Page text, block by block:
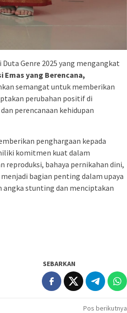
Genre 2025 yang mengangkat
Emas yang Berencana,
semangat untuk memberikan
perubahan positif di
perencanaan kehidupan
penghargaan kepada
komitmen kuat dalam
reproduksi, bahaya pernikahan dini,
bagian penting dalam upaya
angka stunting dan menciptakan
SEBARKAN
Pos berikutnya